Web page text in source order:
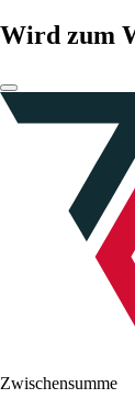
Wird zum
Zwischensumme